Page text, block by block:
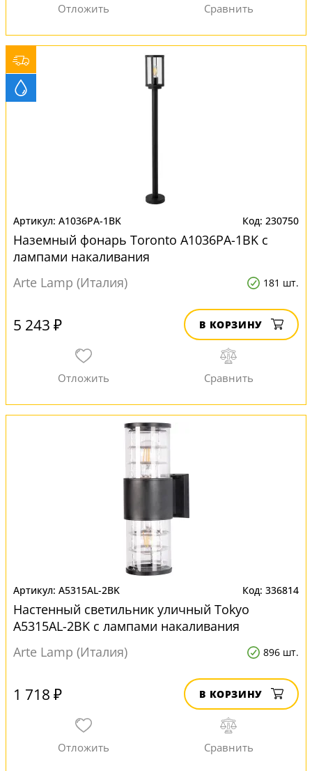
A1036PA-1BK 230750
Наземный фонарь Toronto A1036PA-1BK с
лампами накаливания
Arte Lamp (Италия)
181 шт.
5 243 ₽ В КОРЗИНУ
A5315AL-2BK 336814
Настенный светильник уличный Tokyo
A5315AL-2BK с лампами накаливания
Arte Lamp (Италия)
896 шт.
1 718 ₽ В КОРЗИНУ